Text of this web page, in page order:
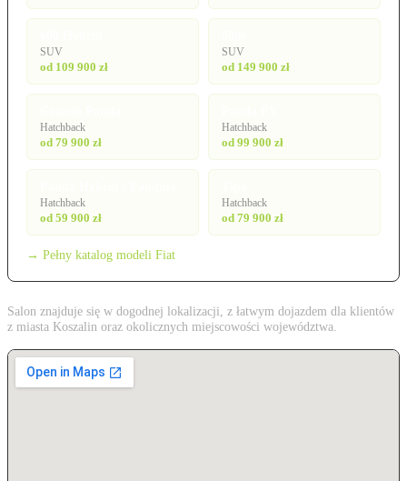
SUV
od 109 900 zł
SUV
od 149 900 zł
Hatchback
od 79 900 zł
Hatchback
od 99 900 zł
Hatchback
od 59 900 zł
Hatchback
od 79 900 zł
→ Pełny katalog modeli Fiat
Salon znajduje się w dogodnej lokalizacji, z łatwym dojazdem dla klientów
z miasta Koszalin oraz okolicznych miejscowości województwa.